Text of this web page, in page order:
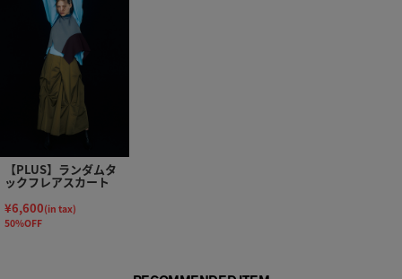
【PLUS】ランダムタ
ックフレアスカート
¥6,600(in tax)
50%OFF